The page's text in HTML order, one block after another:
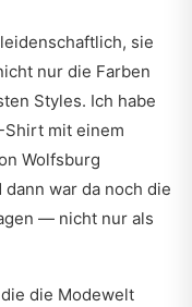
sie
nur die Farben
Styles. Ich habe
Shirt mit einem
Wolfsburg
war da noch die
— nicht nur als
die Modewelt